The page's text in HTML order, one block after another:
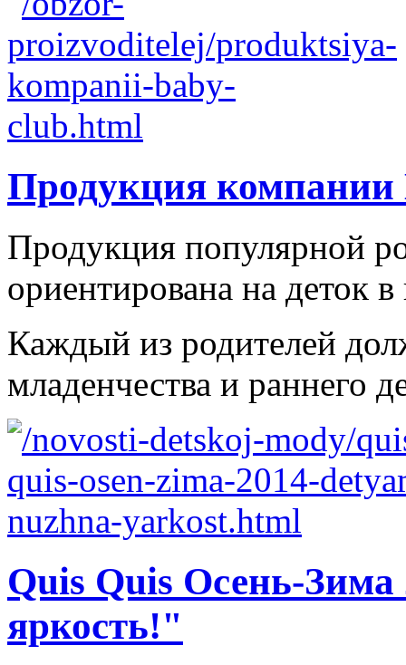
Продукция компании
Продукция популярной
ориентирована на деток в
Каждый из родителей
младенчества и раннего
Quis Quis Осень-
яркость!"